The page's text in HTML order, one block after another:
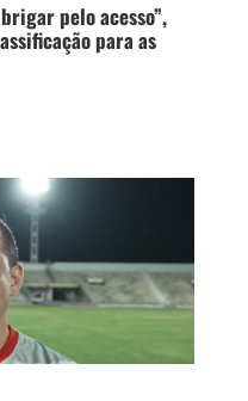
pelo acesso”,
para as